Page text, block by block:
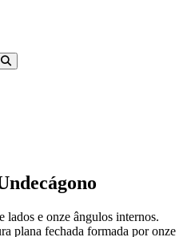
lados e onze ângulos internos.
plana fechada formada por onze